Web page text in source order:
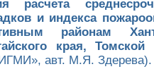
и индекса
районам
края,
авт. М.Я. Здерева).